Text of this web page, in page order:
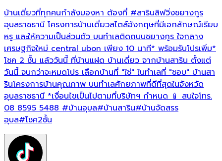
บ้านเดี่ยวที่ทุกคนกำลังมองหา ต้องที่#สารินลิฟวิ่งชยางกูร
อุบลราชธานี โครงการบ้านเดี่ยวสไตล์อังกฤษที่มีเอกลักษณ์เรียบ
หรู และให้ความเป็นส่วนตัว บนทำเลติดถนนชยางกูร ใจกลาง
เศรษฐกิจใหม่ central ubon เพียง 10 นาที* พร้อมรับโปรเพิ่ม*
โชค 2 ชั้น แล้ววันนี้ ที่บ้านแฝด บ้านเดี่ยว จากบ้านสาริน ตั้งแต่
วันนี้ จนกว่าจะหมดโปร เลือกบ้านที่ "ใช่" ในทำเลที่ "ชอบ" บ้านสา
รินโครงการบ้านคุณภาพ บนทำเลศักยภาพที่ดีที่สุดในจังหวัด
อุบลราชธานี *เงื่อนไขเป็นไปตามที่บริษัทฯ กำหนด 📱 สนใจโทร.
08 8595 5488#บ้านอุบล#บ้านสาริน#บ้านจัดสรร
อุบล#โชค2ชั้น